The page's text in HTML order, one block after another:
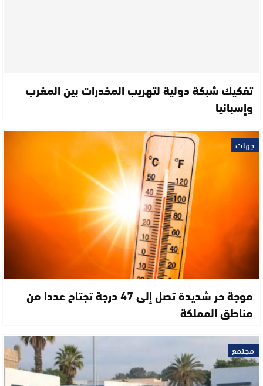
تفكيك شبكة دولية لتهريب المخدرات بين المغرب
وإسبانيا
جهات
موجة حر شديدة تصل إلى 47 درجة تجتاح عددا من
مناطق المملكة
مجتمع